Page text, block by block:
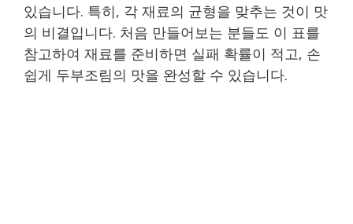
있습니다. 특히, 각 재료의 균형을 맞추는 것이 맛
의 비결입니다. 처음 만들어보는 분들도 이 표를
참고하여 재료를 준비하면 실패 확률이 적고, 손
쉽게 두부조림의 맛을 완성할 수 있습니다.